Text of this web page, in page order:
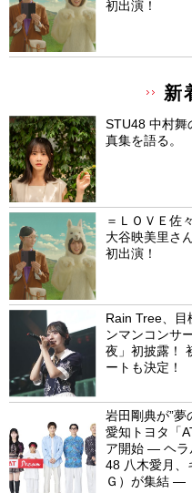
初出演！
新
STU48 中村舞
真集を語る。
＝ＬＯＶＥ佐
大谷映美里さ
初出演！
Rain Tree、目
ンマンコンサ
夜」初披露！
ートも決定！
岩田剛典が”夢
愛知トヨタ「
ア開始 ― ヘラ
48 八木愛月、
Ｇ）が集結 ―